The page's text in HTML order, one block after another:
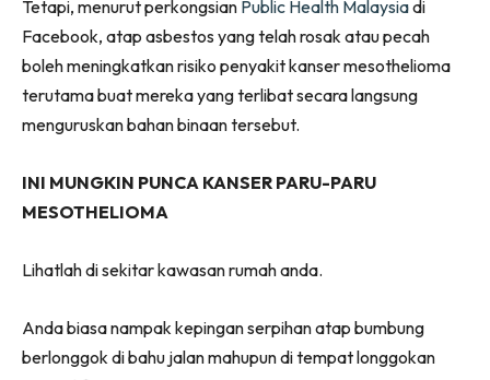
Bilik Tidur
Dapur
Ruang Makan
Ruang Tamu
Menarik Lagi
Kafe
Hartanah
Tetapi, menurut perkongsian Public Health Malaysiadi
Facebook, atap asbestos yang telah rosak atau pecah
boleh meningkatkan risiko penyakit kanser mesothelioma
terutama buat mereka yang terlibat secara langsung
menguruskan bahan binaan tersebut.
INI MUNGKIN PUNCA KANSER PARU-PARU
MESOTHELIOMA
Lihatlah di sekitar kawasan rumah anda.
Anda biasa nampak kepingan serpihan atap bumbung
berlonggok di bahu jalan mahupun di tempat longgokan